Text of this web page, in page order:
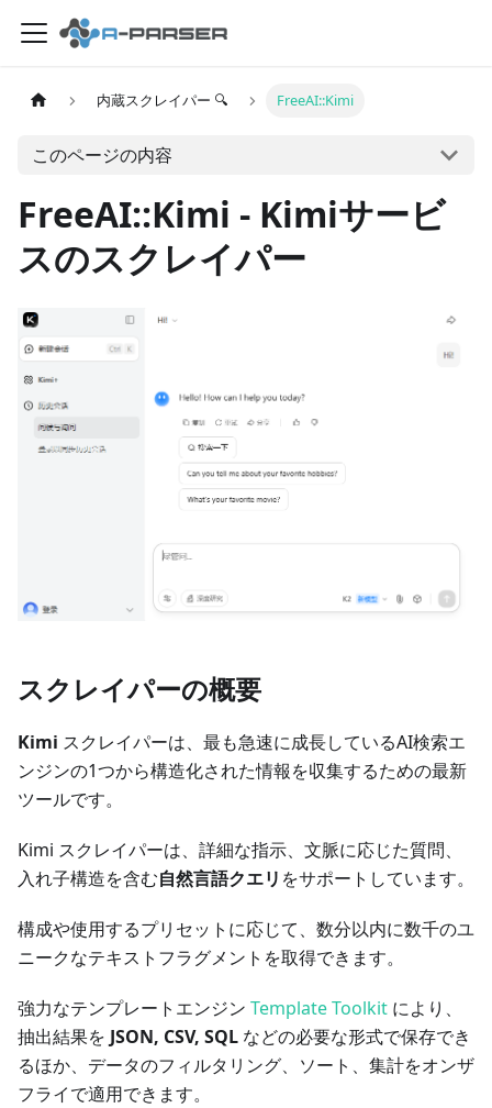
内蔵スクレイパー 🔍 FreeAI::Kimi
このページの内容
FreeAI::Kimi - Kimiサービ
スのスクレイパー
スクレイパーの概要
Kimi スクレイパーは、最も急速に成長しているAI検索エ
ンジンの1つから構造化された情報を収集するための最新
ツールです。
Kimi スクレイパーは、詳細な指示、文脈に応じた質問、
入れ子構造を含む自然言語クエリ をサポートしています。
構成や使用するプリセットに応じて、数分以内に数千のユ
ニークなテキストフラグメントを取得できます。
強力なテンプレートエンジン Template Toolkit により、
抽出結果を JSON, CSV, SQL などの必要な形式で保存でき
るほか、データのフィルタリング、ソート、集計をオンザ
フライで適用できます。